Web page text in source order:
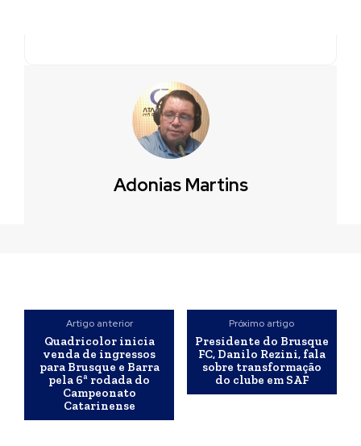
Adonias Martins
Artigo anterior
Quadricolor inicia
venda de ingressos
para Brusque e Barra
pela 6ª rodada do
Campeonato
Catarinense
Próximo artigo
Presidente do Brusque
FC, Danilo Rezini, fala
sobre transformação
do clube em SAF